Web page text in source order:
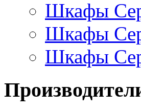
Шкафы
Шкафы
Шкафы